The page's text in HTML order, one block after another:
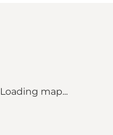
Loading map...